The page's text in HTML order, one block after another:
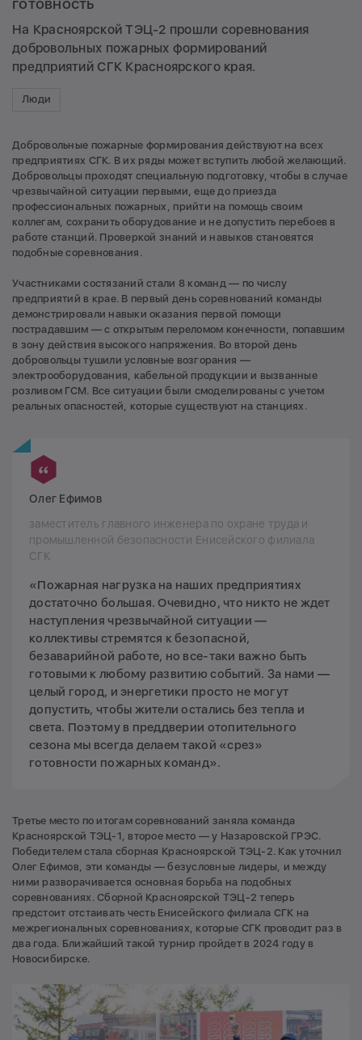
готовность
На Красноярской ТЭЦ-2 прошли соревнования
добровольных пожарных формирований
предприятий СГК Красноярского края.
Люди
Добровольные пожарные формирования действуют на всех
предприятиях СГК. В их ряды может вступить любой желающий.
Добровольцы проходят специальную подготовку, чтобы в случае
чрезвычайной ситуации первыми, еще до приезда
профессиональных пожарных, прийти на помощь своим
коллегам, сохранить оборудование и не допустить перебоев в
работе станций. Проверкой знаний и навыков становятся
подобные соревнования.
Участниками состязаний стали 8 команд — по числу
предприятий в крае. В первый день соревнований команды
демонстрировали навыки оказания первой помощи
пострадавшим — с открытым переломом конечности, попавшим
в зону действия высокого напряжения. Во второй день
добровольцы тушили условные возгорания —
электрооборудования, кабельной продукции и вызванные
розливом ГСМ. Все ситуации были смоделированы с учетом
реальных опасностей, которые существуют на станциях.
Олег Ефимов
заместитель главного инженера по охране труда и
промышленной безопасности Енисейского филиала
СГК
«Пожарная нагрузка на наших предприятиях
достаточно большая. Очевидно, что никто не ждет
наступления чрезвычайной ситуации —
коллективы стремятся к безопасной,
безаварийной работе, но все-таки важно быть
готовыми к любому развитию событий. За нами —
целый город, и энергетики просто не могут
допустить, чтобы жители остались без тепла и
света. Поэтому в преддверии отопительного
сезона мы всегда делаем такой «срез»
готовности пожарных команд».
Третье место по итогам соревнований заняла команда
Красноярской ТЭЦ-1, второе место — у Назаровской ГРЭС.
Победителем стала сборная Красноярской ТЭЦ-2. Как уточнил
Олег Ефимов, эти команды — безусловные лидеры, и между
ними разворачивается основная борьба на подобных
соревнованиях. Сборной Красноярской ТЭЦ-2 теперь
предстоит отстаивать честь Енисейского филиала СГК на
межрегиональных соревнованиях, которые СГК проводит раз в
два года. Ближайший такой турнир пройдет в 2024 году в
Новосибирске.